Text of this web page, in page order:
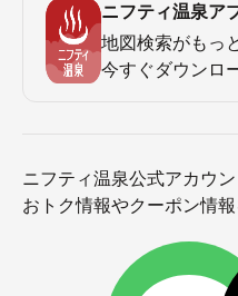
す。
サウナは高温・低湿度の
ニフティ温泉ア
地図検索がもっ
今すぐダウンロ
ニフティ温泉公式アカウ
おトク情報やクーポン情